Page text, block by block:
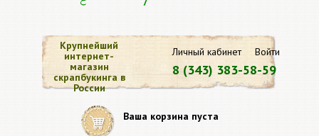
Личный кабинет Войти
8 (343) 383-58-59
Крупнейший
интернет-
магазин
скрапбукинга в
России
Ваша корзина пуста